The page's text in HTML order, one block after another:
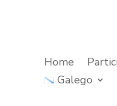
Home
Galego